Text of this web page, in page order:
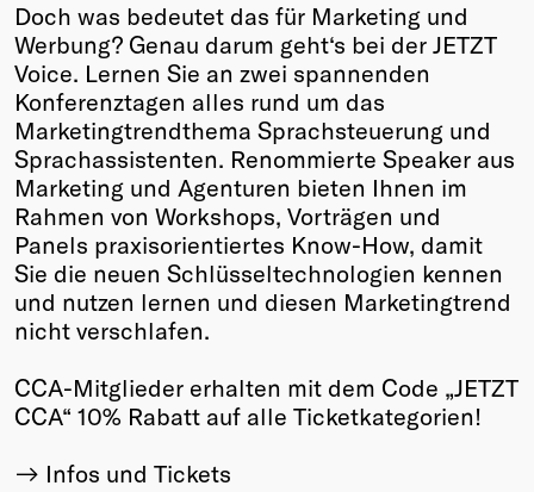
Doch was bedeutet das für Marketing und
Werbung? Genau darum geht‘s bei der JETZT
Voice. Lernen Sie an zwei spannenden
Konferenztagen alles rund um das
Marketingtrendthema Sprachsteuerung und
Sprachassistenten. Renommierte Speaker aus
Marketing und Agenturen bieten Ihnen im
Rahmen von Workshops, Vorträgen und
Panels praxisorientiertes Know-How, damit
Sie die neuen Schlüsseltechnologien kennen
und nutzen lernen und diesen Marketingtrend
nicht verschlafen.
CCA-Mitglieder erhalten mit dem Code „JETZT
CCA“ 10% Rabatt auf alle Ticketkategorien!
Infos und Tickets